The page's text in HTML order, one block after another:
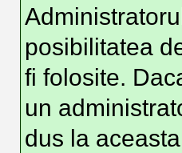
posibilitatea
fi folosite.
un
dus la